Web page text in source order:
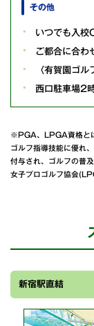
その他
いつでも入校
ご都合に合わ
〈有賀園ゴ
西口駐車場2
※PGA、LPGA資格と
ゴルフ指導技能に優れ
付与され、ゴルフの普
女子プロゴルフ協会
新宿駅直結